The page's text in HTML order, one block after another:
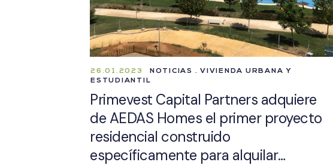
26.01.2023
NOTICIAS . VIVIENDA URBANA Y
ESTUDIANTIL
Primevest Capital Partners adquiere
de AEDAS Homes el primer proyecto
residencial construido
específicamente para alquilar…